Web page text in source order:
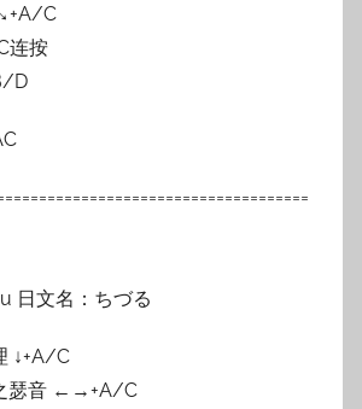
C
连按
D
日文名：ちづる
↓+A/C
瑟音 ←→+A/C